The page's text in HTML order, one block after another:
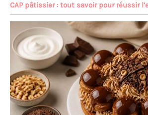
CAP pâtissier : tout savoir pour réussir